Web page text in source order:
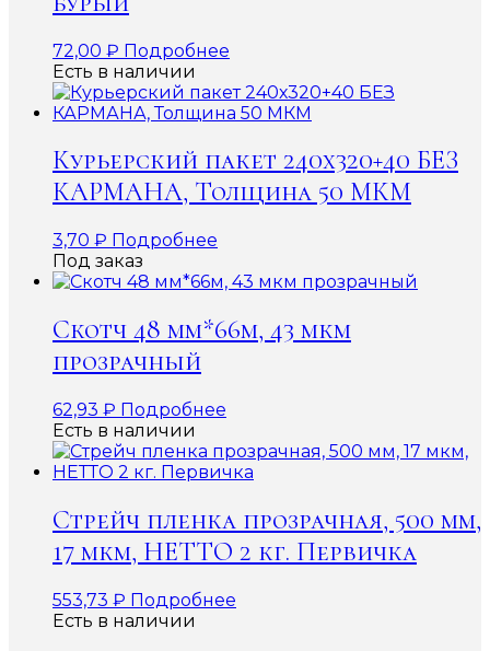
72,00 ₽ Подробнее
Есть в наличии
Курьерский пакет 240х320+40 БЕЗ
КАРМАНА, Толщина 50 МКМ
3,70 ₽ Подробнее
Под заказ
Скотч 48 мм*66м, 43 мкм
прозрачный
62,93 ₽ Подробнее
Есть в наличии
Стрейч пленка прозрачная, 500 мм,
17 мкм, НЕТТО 2 кг. Первичка
553,73 ₽ Подробнее
Есть в наличии